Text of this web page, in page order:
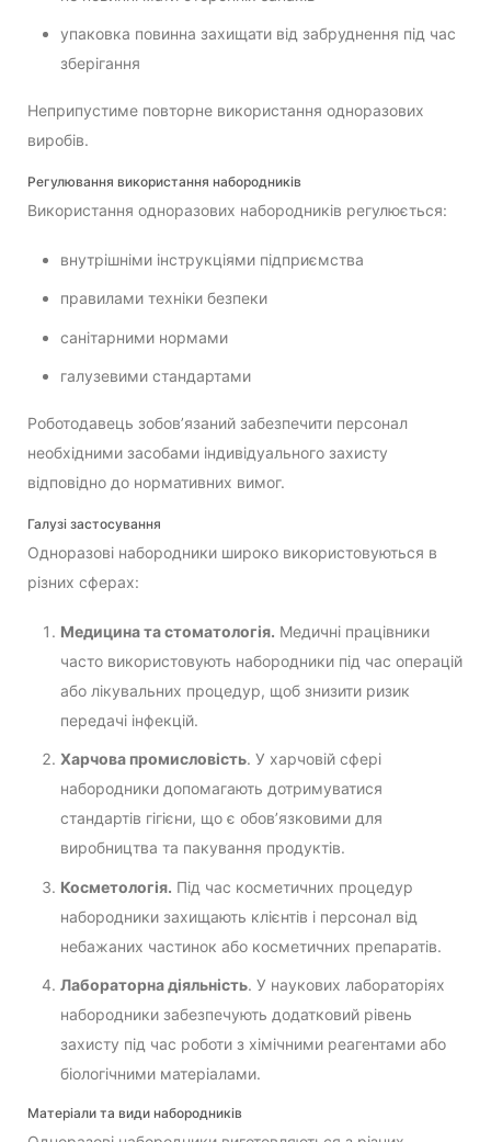
упаковка повинна захищати від забруднення під час
зберігання
Неприпустиме повторне використання одноразових
виробів.
Регулювання використання набородників
Використання одноразових набородників регулюється:
внутрішніми інструкціями підприємства
правилами техніки безпеки
санітарними нормами
галузевими стандартами
Роботодавець зобов’язаний забезпечити персонал
необхідними засобами індивідуального захисту
відповідно до нормативних вимог.
Галузі застосування
Одноразові набородники широко використовуються в
різних сферах:
Медицина та стоматологія. Медичні працівники
часто використовують набородники під час операцій
або лікувальних процедур, щоб знизити ризик
передачі інфекцій.
Харчова промисловість. У харчовій сфері
набородники допомагають дотримуватися
стандартів гігієни, що є обов’язковими для
виробництва та пакування продуктів.
Косметологія. Під час косметичних процедур
набородники захищають клієнтів і персонал від
небажаних частинок або косметичних препаратів.
Лабораторна діяльність. У наукових лабораторіях
набородники забезпечують додатковий рівень
захисту під час роботи з хімічними реагентами або
біологічними матеріалами.
Матеріали та види набородників